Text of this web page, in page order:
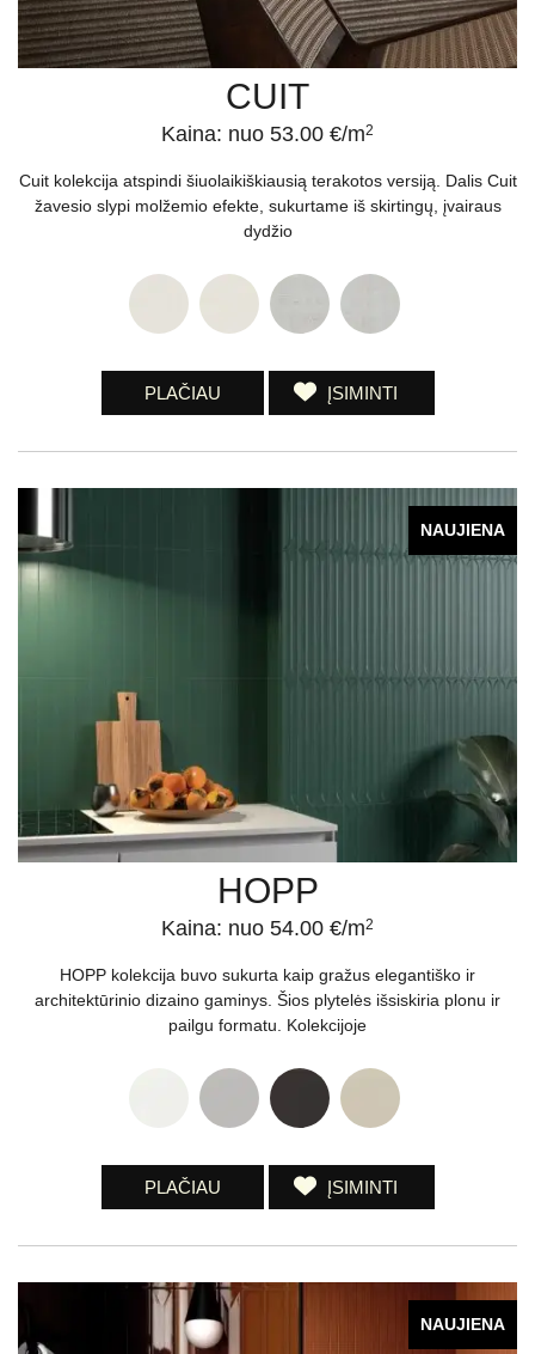
CUIT
Kaina: nuo 53.00 €/m2
Cuit kolekcija atspindi šiuolaikiškiausią terakotos versiją. Dalis Cuit
žavesio slypi molžemio efekte, sukurtame iš skirtingų, įvairaus
dydžio
PLAČIAU ĮSIMINTI
NAUJIENA
HOPP
Kaina: nuo 54.00 €/m2
HOPP kolekcija buvo sukurta kaip gražus elegantiško ir
architektūrinio dizaino gaminys. Šios plytelės išsiskiria plonu ir
pailgu formatu. Kolekcijoje
PLAČIAU ĮSIMINTI
NAUJIENA